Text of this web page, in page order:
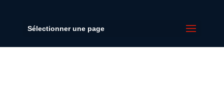
Sélectionner une page